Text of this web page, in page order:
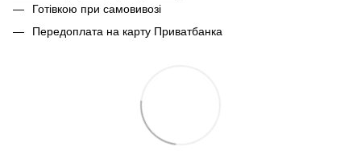
Готівкою при самовивозі
Передоплата на карту Приватбанка